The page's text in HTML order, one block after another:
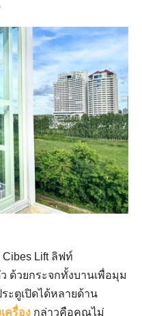
Lift ลิฟท์
ด้วยกระจกทั้งบานเพื่อมุม
ะตูเปิดได้หลายด้าน
ครื่อง กล่าวคือคุณไม่